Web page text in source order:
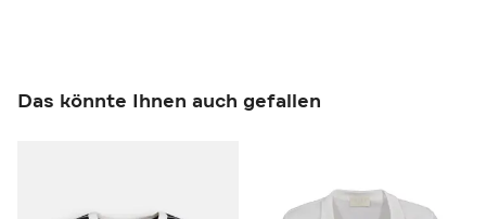
Das könnte Ihnen auch gefallen